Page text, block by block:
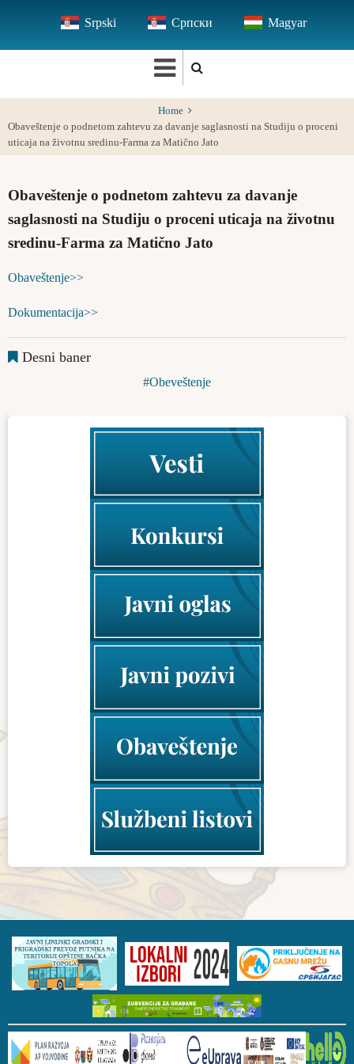
main
Srpski Српски Magyar
Home
Obaveštenje o podnetom zahtevu za davanje saglasnosti na Studiju o proceni
uticaja na životnu sredinu-Farma za Matično Jato
Obaveštenje o podnetom zahtevu za davanje
saglasnosti na Studiju o proceni uticaja na životnu
sredinu-Farma za Matično Jato
Obaveštenje>>
Dokumentacija>>
Desni baner
Obeveštenje